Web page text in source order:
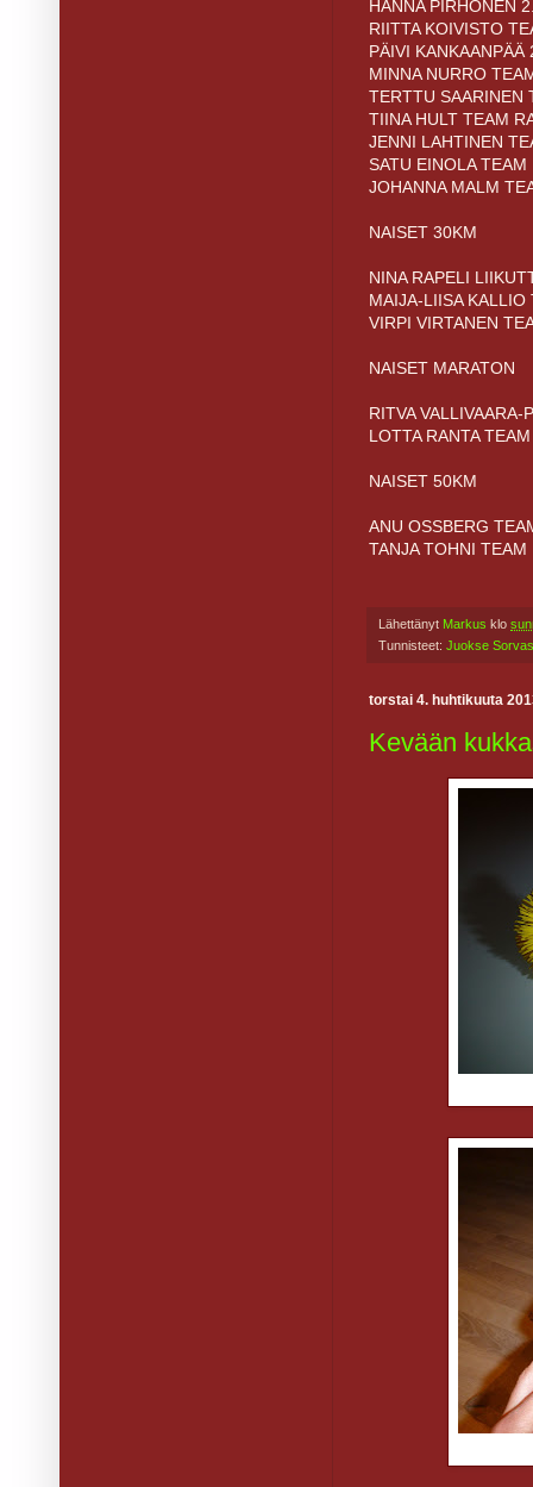
HANNA PIRHONEN
RIITTA KOIVISTO
PÄIVI KANKAANPÄÄ
MINNA NURRO
TERTTU SAARINEN
TIINA HULT TEAM
JENNI LAHTINEN
SATU EINOLA
JOHANNA MALM
NAISET 30KM
NINA RAPELI
MAIJA-LIISA
VIRPI VIRTANEN
NAISET MARATON
RITVA
LOTTA RANTA
NAISET 50KM
ANU OSSBERG
TANJA TOHNI
Lähettänyt Markus klo
Tunnisteet: Juokse
torstai 4. huhtikuuta
Kevään